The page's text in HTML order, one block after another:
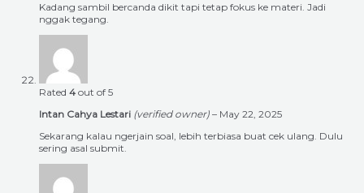
Kadang sambil bercanda dikit tapi tetap fokus ke materi. Jadi
nggak tegang.
Rated 4 out of 5
Intan Cahya Lestari (verified owner) – May 22, 2025
Sekarang kalau ngerjain soal, lebih terbiasa buat cek ulang. Dulu
sering asal submit.